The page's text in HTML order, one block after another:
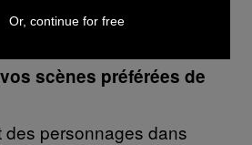
scènes préférées de
des personnages dans
Or, continue for free